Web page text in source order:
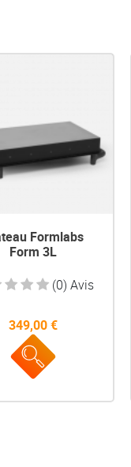
Aperçu rapide
Formlabs
Form 3L
(0) Avis
Prix
349,00 €